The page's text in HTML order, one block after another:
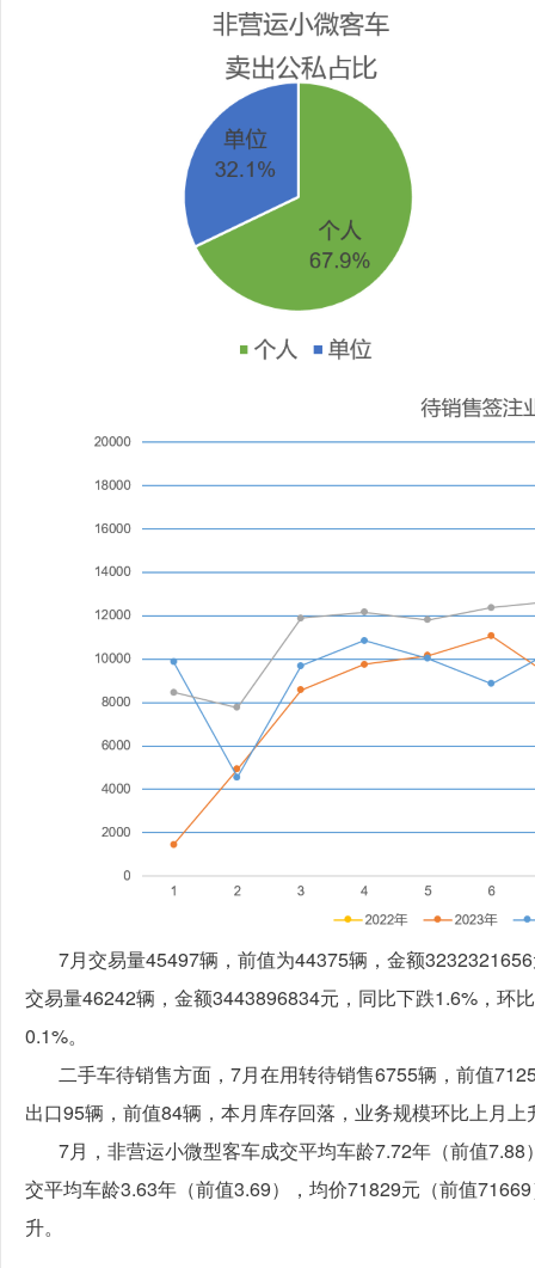
7月交易量45497辆，前值为44375辆，金额
交易量46242辆，金额3443896834元，同比下跌1.6%，环
0.1%。
二手车待销售方面，7月在用转待销售6755辆，前值
出口95辆，前值84辆，本月库存回落，业务规模环比上月
7月，非营运小微型客车成交平均车龄7.72年（前值
交平均车龄3.63年（前值3.69），均价71829元（前值
升。